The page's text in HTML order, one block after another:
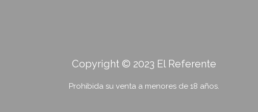
Copyright © 2023 El Referente
Prohibida su venta a menores de 18 años.